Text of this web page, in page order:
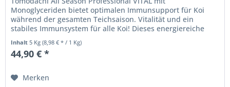
Monoglyceriden bietet optimalen Immunsupport für Koi
während der gesamten Teichsaison. Vitalität und ein
stabiles Immunsystem für alle Koi! Dieses energiereiche
Inhalt5 Kg(8,98 € * / 1 Kg)
44,90 € *
Merken